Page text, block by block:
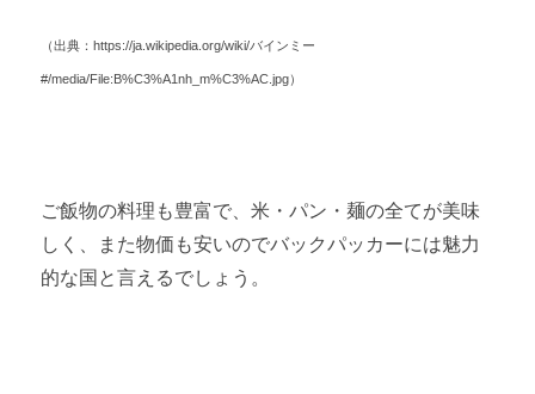
（出典：https://ja.wikipedia.org/wiki/バインミー
#/media/File:B%C3%A1nh_m%C3%AC.jpg）
ご飯物の料理も豊富で、米・パン・麺の全てが美味
しく、また物価も安いのでバックパッカーには魅力
的な国と言えるでしょう。